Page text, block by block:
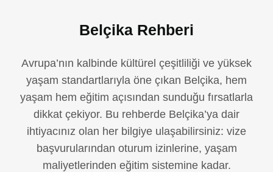
Belçika Rehberi
Avrupa’nın kalbinde kültürel çeşitliliği ve yüksek
yaşam standartlarıyla öne çıkan Belçika, hem
yaşam hem eğitim açısından sunduğu fırsatlarla
dikkat çekiyor. Bu rehberde Belçika’ya dair
ihtiyacınız olan her bilgiye ulaşabilirsiniz: vize
başvurularından oturum izinlerine, yaşam
maliyetlerinden eğitim sistemine kadar.